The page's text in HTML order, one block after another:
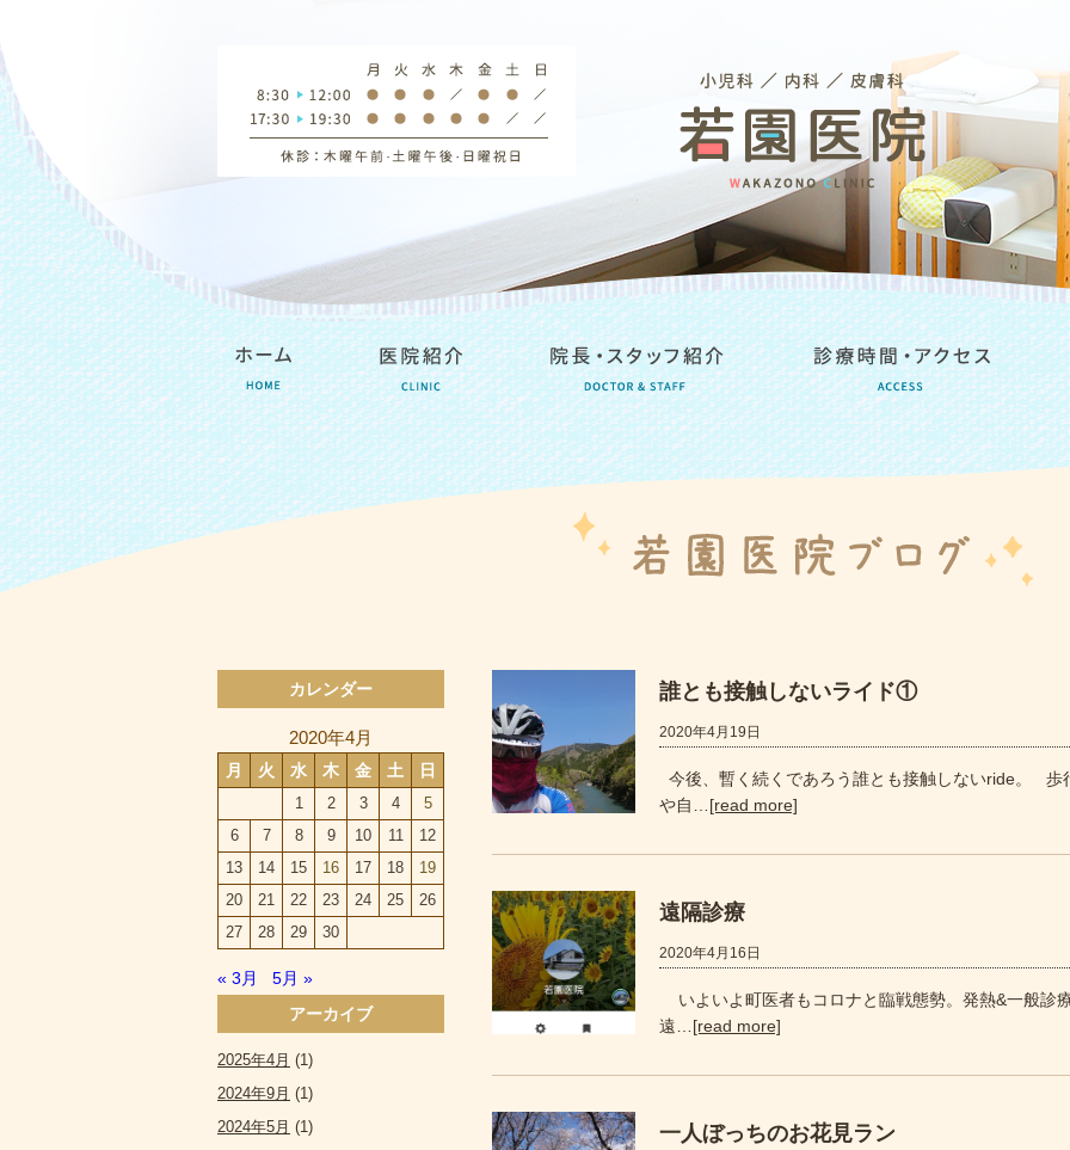
誰とも接触しないライド①
2020年4月19日
今後、暫く続くであろう誰とも接触しないride。 歩
や自… [read more]
遠隔診療
2020年4月16日
いよいよ町医者もコロナと臨戦態勢。発熱&一般診
遠… [read more]
一人ぼっちのお花見ラン
カレンダー
2020年4月
月 火 水 木 金 土 日
1 2 3 4
5
6
7 8 9 10 11
12
13
14 15 16 17 18
19
20
21 22 23 24 25
26
27
28 29 30
« 3月
5月 »
アーカイブ
2025年4月 (1)
2024年9月 (1)
2024年5月 (1)